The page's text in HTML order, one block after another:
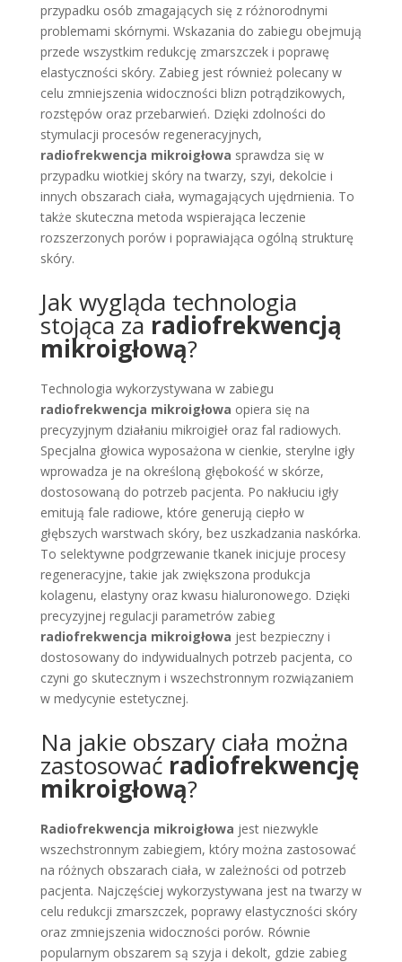
przypadku osób zmagających się z różnorodnymi
problemami skórnymi. Wskazania do zabiegu obejmują
przede wszystkim redukcję zmarszczek i poprawę
elastyczności skóry. Zabieg jest również polecany w
celu zmniejszenia widoczności blizn potrądzikowych,
rozstępów oraz przebarwień. Dzięki zdolności do
stymulacji procesów regeneracyjnych,
radiofrekwencja mikroigłowa sprawdza się w
przypadku wiotkiej skóry na twarzy, szyi, dekolcie i
innych obszarach ciała, wymagających ujędrnienia. To
także skuteczna metoda wspierająca leczenie
rozszerzonych porów i poprawiająca ogólną strukturę
skóry.
Jak wygląda technologia
stojąca za radiofrekwencją
mikroigłową?
Technologia wykorzystywana w zabiegu
radiofrekwencja mikroigłowa opiera się na
precyzyjnym działaniu mikroigieł oraz fal radiowych.
Specjalna głowica wyposażona w cienkie, sterylne igły
wprowadza je na określoną głębokość w skórze,
dostosowaną do potrzeb pacjenta. Po nakłuciu igły
emitują fale radiowe, które generują ciepło w
głębszych warstwach skóry, bez uszkadzania naskórka.
To selektywne podgrzewanie tkanek inicjuje procesy
regeneracyjne, takie jak zwiększona produkcja
kolagenu, elastyny oraz kwasu hialuronowego. Dzięki
precyzyjnej regulacji parametrów zabieg
radiofrekwencja mikroigłowa jest bezpieczny i
dostosowany do indywidualnych potrzeb pacjenta, co
czyni go skutecznym i wszechstronnym rozwiązaniem
w medycynie estetycznej.
Na jakie obszary ciała można
zastosowaćradiofrekwencję
mikroigłową?
Radiofrekwencja mikroigłowa jest niezwykle
wszechstronnym zabiegiem, który można zastosować
na różnych obszarach ciała, w zależności od potrzeb
pacjenta. Najczęściej wykorzystywana jest na twarzy w
celu redukcji zmarszczek, poprawy elastyczności skóry
oraz zmniejszenia widoczności porów. Równie
popularnym obszarem są szyja i dekolt, gdzie zabieg